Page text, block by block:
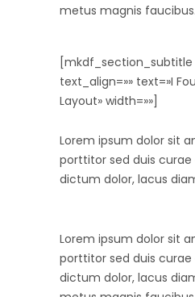
metus magnis faucibus.
[mkdf_section_subtitle
text_align=»» text=»I
Layout» width=»»]
Lorem ipsum dolor sit
porttitor sed duis curae
dictum dolor, lacus
Lorem ipsum dolor sit
porttitor sed duis curae
dictum dolor, lacus